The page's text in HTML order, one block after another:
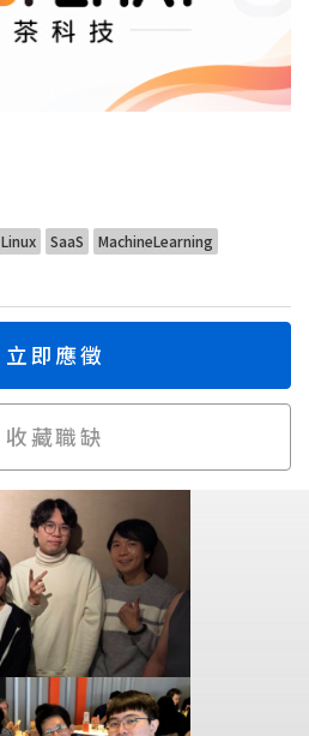
Linux SaaS MachineLearning
立即應徵
收藏職缺